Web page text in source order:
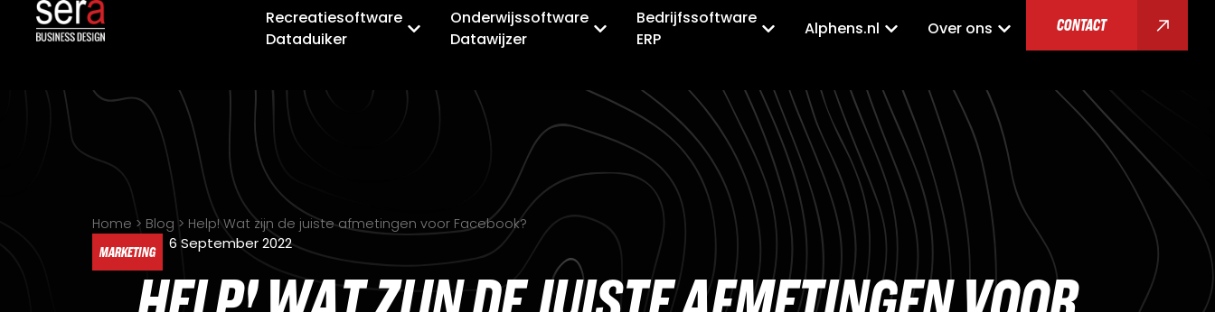
Recreatiesoftware
Dataduiker
Onderwijssoftware
Datawijzer
Bedrijfssoftware
ERP
Alphens.nl Over ons CONTACT
Home > Blog > Help! Wat zijn de juiste afmetingen voor Facebook?
MARKETING 6 September 2022